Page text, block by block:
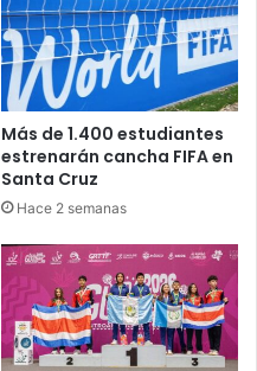
Más de 1.400 estudiantes
estrenarán cancha FIFA en
Santa Cruz
Hace 2 semanas